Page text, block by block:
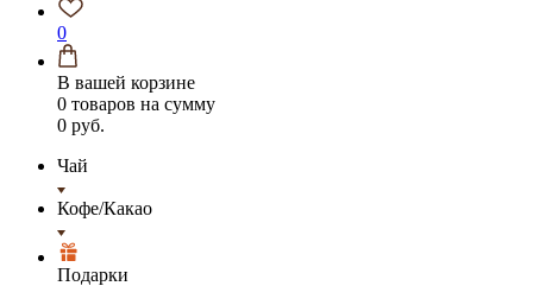
0
В вашей корзине
0 товаров на сумму
0 руб.
Чай
Кофе/Какао
Подарки